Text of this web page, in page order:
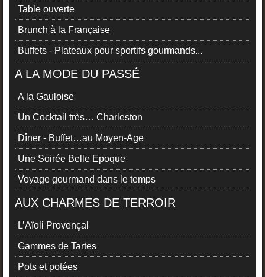
Table ouverte
Brunch à la Française
Buffets - Plateaux pour sportifs gourmands...
A LA MODE DU PASSÉ
A la Gauloise
Un Cocktail très… Charleston
Dîner - Buffet…au Moyen-Age
Une Soirée Belle Epoque
Voyage gourmand dans le temps
AUX CHARMES DE TERROIR
L’Aïoli Provençal
Gammes de Tartes
Pots et potées